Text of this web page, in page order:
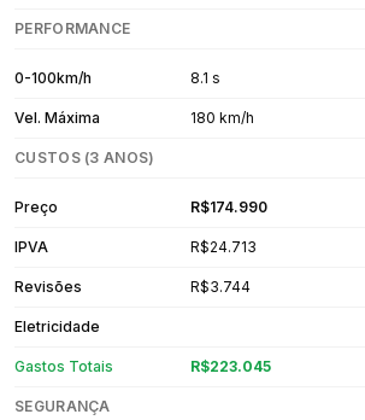
PERFORMANCE
0-100km/h 8.1 s
Vel. Máxima 180 km/h
CUSTOS (3 ANOS)
Preço R$174.990
IPVA R$24.713
Revisões R$3.744
Eletricidade
Gastos Totais R$223.045
SEGURANÇA